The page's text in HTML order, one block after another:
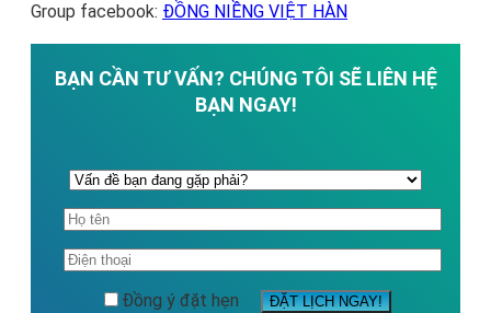
Group facebook: ĐỒNG NIỀNG VIỆT HÀN
BẠN CẦN TƯ VẤN? CHÚNG TÔI SẼ LIÊN HỆ
BẠN NGAY!
Đồng ý đặt hẹn